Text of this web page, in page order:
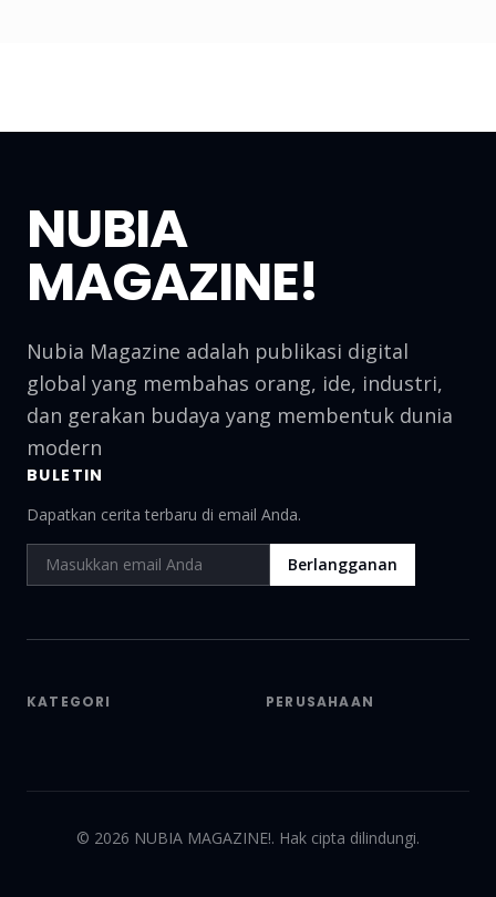
NUBIA
MAGAZINE!
Nubia Magazine adalah publikasi digital
global yang membahas orang, ide, industri,
dan gerakan budaya yang membentuk dunia
modern
BULETIN
Dapatkan cerita terbaru di email Anda.
Berlangganan
KATEGORI PERUSAHAAN
© 2026 NUBIA MAGAZINE!. Hak cipta dilindungi.